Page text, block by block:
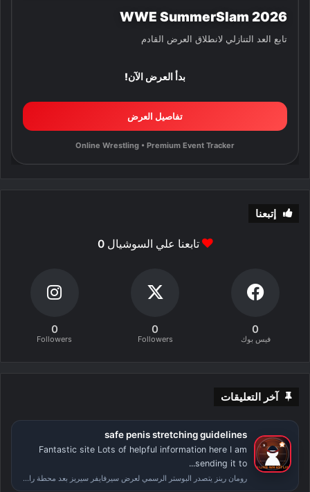
WWE SummerSlam 2026
تابع العد التنازلي لانطلاق العرض القادم
بدأ العرض الآن!
تفاصيل العرض
Online Wrestling • Premium Event Tracker
إتبعنا
تابعنا علي السوشيال0
0
فيس بوك
0
Followers
0
Followers
آخر التعليقات
safe penis stretching guidelines
Fantastic site Lots of helpful information here I am
sending it to...
رومان رينز يتصدر البوستر الرسمي لعرض سيرفايفر سيريز بعد محطة راسلمينيا